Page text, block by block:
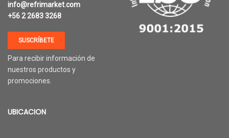
info@refrimarket.com
+56 2 2683 3268
SUSCRÍBETE
Para recibir información de
nuestros productos y
promociones.
UBICACION